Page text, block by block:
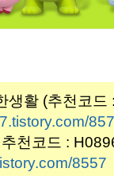
생활 (추천코드
천코드 :
8557